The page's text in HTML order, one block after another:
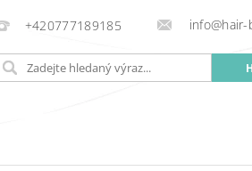
+420777189185